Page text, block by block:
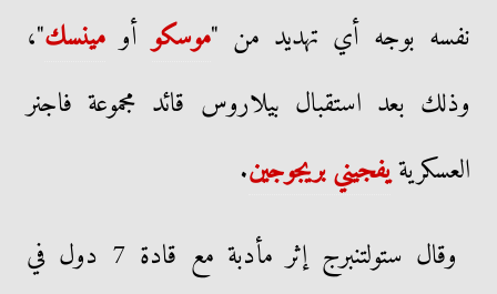
نفسه بوجه أي تهديد من "موسكوأو مينسك"،
وذلك بعد استقبال بيلاروس قائد مجموعة فاجنر
العسكريةيفجيني بريجوجين.
وقال ستولتنبرج إثر مأدبة مع قادة 7 دول في